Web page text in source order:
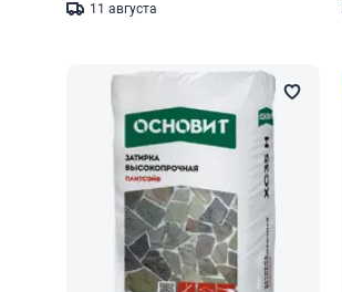
11 августа